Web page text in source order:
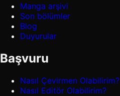
Manga arşivi
Son bölümler
Blog
Duyurular
Başvuru
Nasıl Çevirmen Olabilirim?
Nasıl Editör Olabilirim?